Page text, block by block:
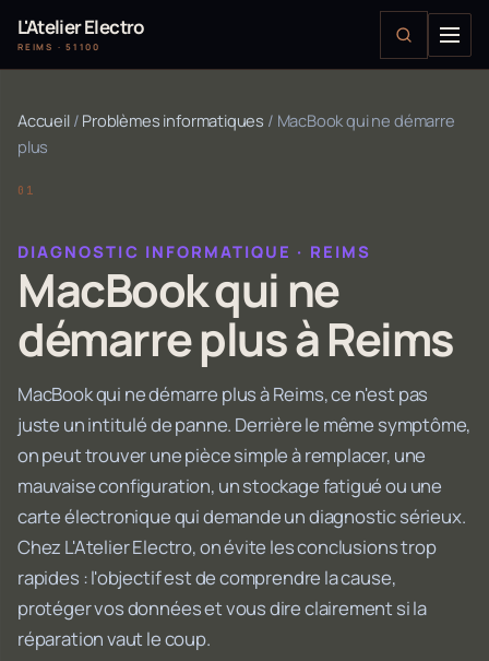
L'Atelier Electro
REIMS · 51100
Accueil/ Problèmes informatiques / MacBook qui ne démarre
plus
DIAGNOSTIC INFORMATIQUE · REIMS
MacBook qui ne
démarre plus à Reims
MacBook qui ne démarre plus à Reims, ce n'est pas
juste un intitulé de panne. Derrière le même symptôme,
on peut trouver une pièce simple à remplacer, une
mauvaise configuration, un stockage fatigué ou une
carte électronique qui demande un diagnostic sérieux.
Chez L'Atelier Electro, on évite les conclusions trop
rapides : l'objectif est de comprendre la cause,
protéger vos données et vous dire clairement si la
réparation vaut le coup.